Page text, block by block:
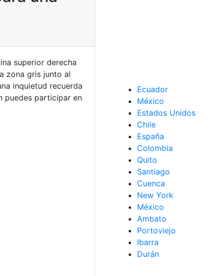
superior derecha
zona gris junto al
inquietud recuerda
puedes participar en
Ecuador
México
Estados Unidos
Chile
España
Colombia
Quito
Santiago
Cuenca
New York
México
Ambato
Portoviejo
Ibarra
Durán